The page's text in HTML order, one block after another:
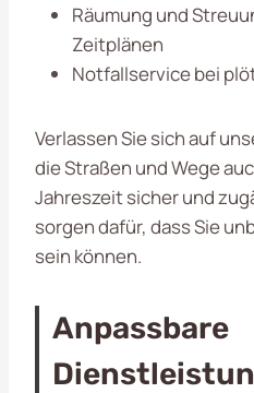
Räumung und
Zeitplänen
Notfallservice bei
Verlassen Sie sich auf
die Straßen und Wege
Jahreszeit sicher und
sorgen dafür, dass Sie
sein können.
Anpassbare